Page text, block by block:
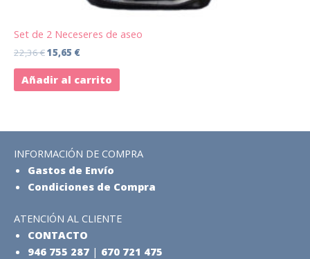
Set de 2 Neceseres de aseo
22,36€15,65 €
Añadir al carrito
INFORMACIÓN DE COMPRA
Gastos de Envío
Condiciones de Compra
ATENCIÓN AL CLIENTE
CONTACTO
946 755 287 | 670 721 475